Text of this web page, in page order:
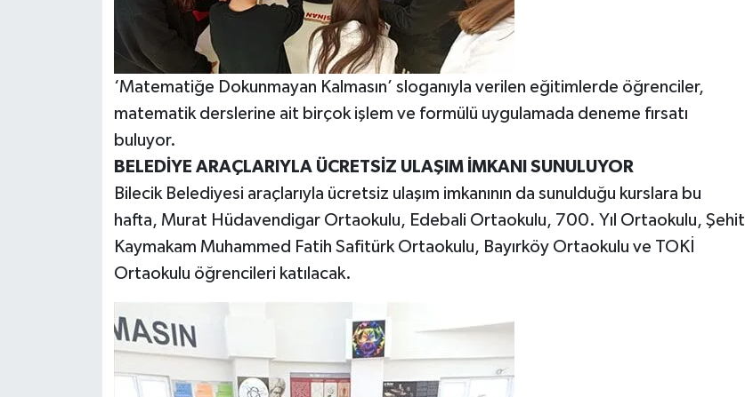
‘Matematiğe Dokunmayan Kalmasın’ sloganıyla verilen eğitimlerde öğrenciler,
matematik derslerine ait birçok işlem ve formülü uygulamada deneme fırsatı
buluyor.
BELEDİYE ARAÇLARIYLA ÜCRETSİZ ULAŞIM İMKANI SUNULUYOR
Bilecik Belediyesi araçlarıyla ücretsiz ulaşım imkanının da sunulduğu kurslara bu
hafta, Murat Hüdavendigar Ortaokulu, Edebali Ortaokulu, 700. Yıl Ortaokulu, Şehit
Kaymakam Muhammed Fatih Safitürk Ortaokulu, Bayırköy Ortaokulu ve TOKİ
Ortaokulu öğrencileri katılacak.